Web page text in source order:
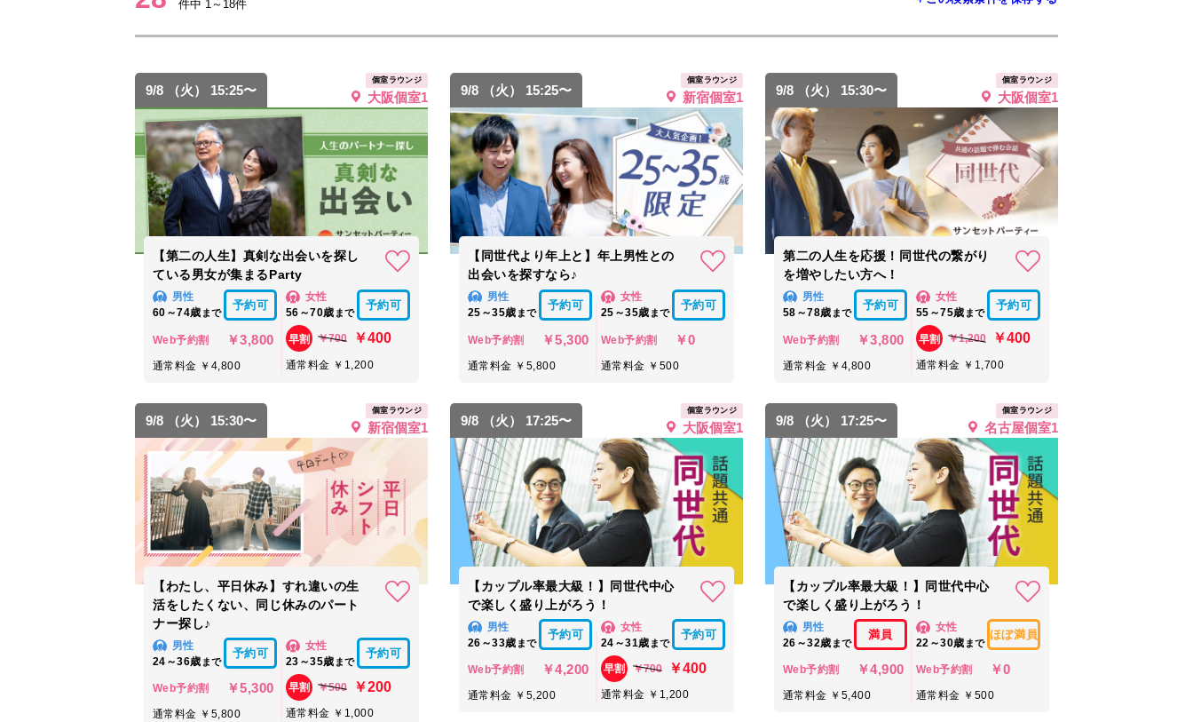
件中 1～18件
9/8 （火） 15:25〜
個室ラウンジ
大阪個室1
【第二の人生】真剣な出会いを探し
ている男女が集まるParty
男性
60～74歳 まで
予約可
Web予約割 ￥3,800
通常料金 ￥4,800
女性
56～70歳 まで
予約可
早割 ￥700 ￥400
通常料金 ￥1,200
9/8 （火） 15:25〜
個室ラウンジ
新宿個室1
【同世代より年上と】年上男性との
出会いを探すなら♪
男性
25～35歳 まで
予約可
Web予約割 ￥5,300
通常料金 ￥5,800
女性
25～35歳 まで
予約可
Web予約割 ￥0
通常料金 ￥500
9/8 （火） 15:30〜
個室ラウンジ
大阪個室1
第二の人生を応援！同世代の繋がり
を増やしたい方へ！
男性
58～78歳 まで
予約可
Web予約割 ￥3,800
通常料金 ￥4,800
女性
55～75歳 まで
予約可
早割 ￥1,200 ￥400
通常料金 ￥1,700
9/8 （火） 15:30〜
個室ラウンジ
新宿個室1
【わたし、平日休み】すれ違いの生
活をしたくない、同じ休みのパート
ナー探し♪
男性
24～36歳 まで
予約可
Web予約割 ￥5,300
通常料金 ￥5,800
女性
23～35歳 まで
予約可
早割 ￥500 ￥200
通常料金 ￥1,000
9/8 （火） 17:25〜
個室ラウンジ
大阪個室1
【カップル率最大級！】同世代中心
で楽しく盛り上がろう！
男性
26～33歳 まで
予約可
Web予約割 ￥4,200
通常料金 ￥5,200
女性
24～31歳 まで
予約可
早割 ￥700 ￥400
通常料金 ￥1,200
9/8 （火） 17:25〜
個室ラウンジ
名古屋個室1
【カップル率最大級！】同世代中心
で楽しく盛り上がろう！
男性
26～32歳 まで
満員
Web予約割 ￥4,900
通常料金 ￥5,400
女性
22～30歳 まで
ほぼ満員
Web予約割 ￥0
通常料金 ￥500